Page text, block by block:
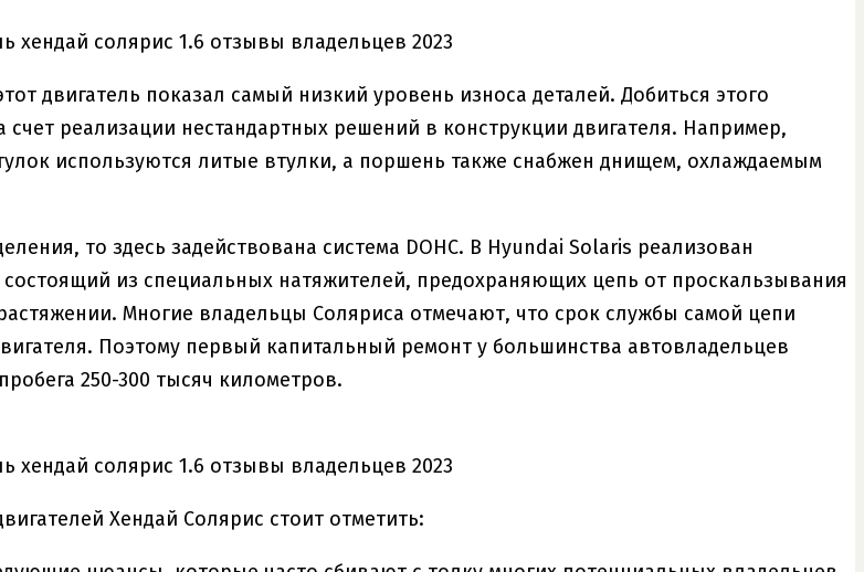
двигатель показал самый низкий уровень износа деталей. Добиться этого
счет реализации нестандартных решений в конструкции двигателя. Например,
используются литые втулки, а поршень также снабжен днищем, охлаждаемым
то здесь задействована система DOHC. В Hyundai Solaris реализован
из специальных натяжителей, предохраняющих цепь от проскальзывания
Многие владельцы Соляриса отмечают, что срок службы самой цепи
Поэтому первый капитальный ремонт у большинства автовладельцев
250-300 тысяч километров.
Хендай Солярис стоит отметить: